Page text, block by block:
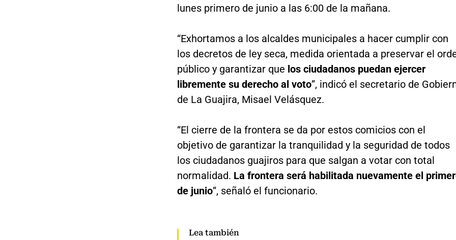
lunes primero de junio a las 6:00 de la mañana.
“Exhortamos a los alcaldes municipales a hacer cumplir con
los decretos de ley seca, medida orientada a preservar el
público y garantizar que los ciudadanos puedan ejercer
libremente su derecho al voto”, indicó el secretario de
de La Guajira, Misael Velásquez.
“El cierre de la frontera se da por estos comicios con el
objetivo de garantizar la tranquilidad y la seguridad de todos
los ciudadanos guajiros para que salgan a votar con total
normalidad. La frontera será habilitada nuevamente el
de junio”, señaló el funcionario.
Lea también